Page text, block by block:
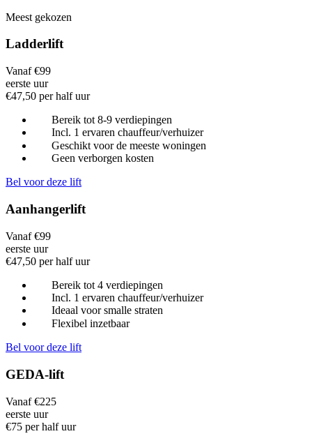
Meest gekozen
Ladderlift
Vanaf €99
eerste uur
€47,50 per half uur
Bereik tot 8-9 verdiepingen
Incl. 1 ervaren chauffeur/verhuizer
Geschikt voor de meeste woningen
Geen verborgen kosten
Bel voor deze lift
Aanhangerlift
Vanaf €99
eerste uur
€47,50 per half uur
Bereik tot 4 verdiepingen
Incl. 1 ervaren chauffeur/verhuizer
Ideaal voor smalle straten
Flexibel inzetbaar
Bel voor deze lift
GEDA-lift
Vanaf €225
eerste uur
€75 per half uur